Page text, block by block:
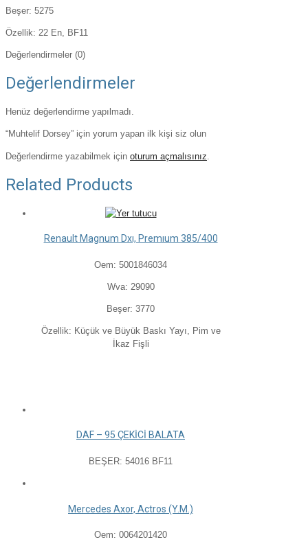
Beşer: 5275
Özellik: 22 En, BF11
Değerlendirmeler (0)
Değerlendirmeler
Henüz değerlendirme yapılmadı.
“Muhtelif Dorsey” için yorum yapan ilk kişi siz olun
Değerlendirme yazabilmek için oturum açmalısınız
Related Products
Renault Magnum Dxı, Premıum 385/400
Oem: 5001846034
Wva: 29090
Beşer: 3770
Özellik: Küçük ve Büyük Baskı Yayı, Pim ve
İkaz Fişli
DAF – 95 ÇEKİCİ BALATA
BEŞER: 54016 BF11
Mercedes Axor, Actros (Y.M.)
Oem: 0064201420